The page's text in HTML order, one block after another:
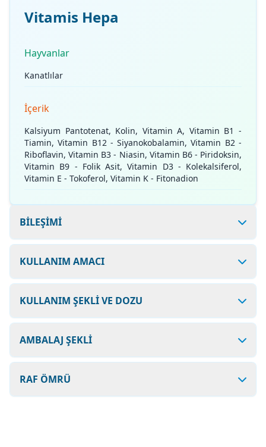
Vitamis Hepa
Hayvanlar
Kanatlılar
İçerik
Kalsiyum Pantotenat, Kolin, Vitamin A, Vitamin B1 -
Tiamin, Vitamin B12 - Siyanokobalamin, Vitamin B2 -
Riboflavin, Vitamin B3 - Niasin, Vitamin B6 - Piridoksin,
Vitamin B9 - Folik Asit, Vitamin D3 - Kolekalsiferol,
Vitamin E - Tokoferol, Vitamin K - Fitonadion
BİLEŞİMİ
KULLANIM AMACI
KULLANIM ŞEKLİ VE DOZU
AMBALAJ ŞEKLİ
RAF ÖMRÜ